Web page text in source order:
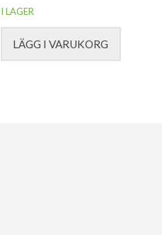
I LAGER
LÄGG I VARUKORG